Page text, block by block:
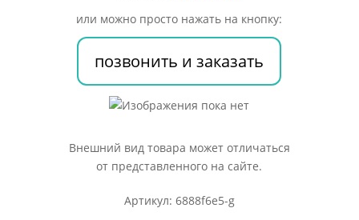
или можно просто нажать на кнопку:
позвонить и заказать
Внешний вид товара может отличаться
от представленного на сайте.
Артикул: 6888f6e5-g